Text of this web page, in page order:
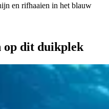
en rifhaaien in het blauw
op dit duikplek